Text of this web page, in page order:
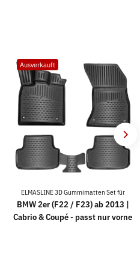
Ausverkauft
ELMASLINE 3D Gummimatten Set für
BMW 2er (F22 / F23) ab 2013 |
Cabrio & Coupé - passt nur vorne